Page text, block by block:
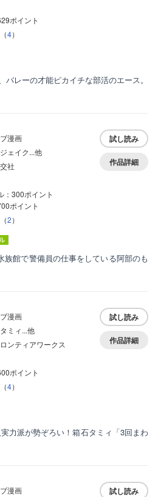
ポイント
（4）
レーの才能ピカイチな部活のエース。
漫画
ェイク...他
社
：300ポイント
ポイント
（2）
試し読み
作品詳細
族館で警備員の仕事をしている阿部のも
漫画
ミィ...他
ンティアワークス
ポイント
（4）
試し読み
作品詳細
力派が勢ぞろい！箱石タミィ「3回まわ
漫画
試し読み